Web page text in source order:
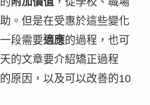
。但是在受惠於這些變化
段需要適應的過程，也可
的文章要介紹矯正過程
的原因，以及可以改善的10